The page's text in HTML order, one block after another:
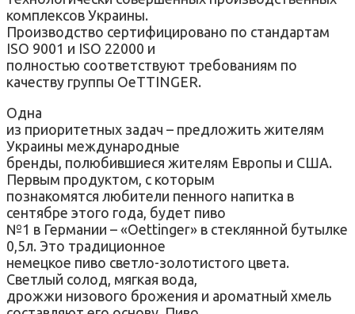
комплексов Украины.
Производство сертифицировано по стандартам
ISO 9001 и ISO 22000 и
полностью соответствуют требованиям по
качеству группы OeTTINGER.
Одна
из приоритетных задач – предложить жителям
Украины международные
бренды, полюбившиеся жителям Европы и США.
Первым продуктом, с которым
познакомятся любители пенного напитка в
сентябре этого года, будет пиво
№1 в Германии – «Oettinger» в стеклянной бутылке
0,5л. Это традиционное
немецкое пиво светло-золотистого цвета.
Светлый солод, мягкая вода,
дрожжи низового брожения и ароматный хмель